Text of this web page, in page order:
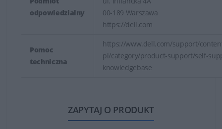
odpowiedzialny
00-189 Warszawa
https://dell.com
Pomoc
techniczna
https://www.dell.com/support/
pl/category/product-support/self-
knowledgebase
ZAPYTAJ O PRODUKT